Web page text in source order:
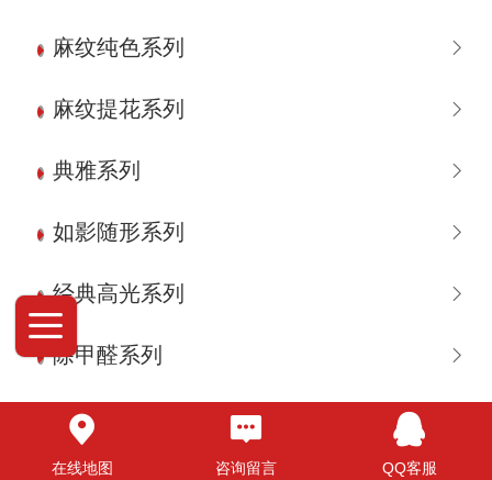
麻纹纯色系列
麻纹提花系列
典雅系列
如影随形系列
经典高光系列
除甲醛系列
千层系列
在线地图 咨询留言 QQ客服